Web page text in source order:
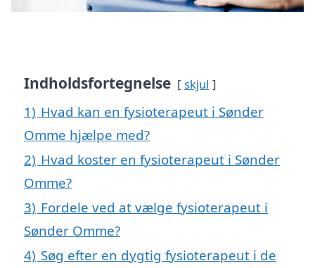
Indholdsfortegnelse skjul
1) Hvad kan en fysioterapeut i Sønder
Omme hjælpe med?
2) Hvad koster en fysioterapeut i Sønder
Omme?
3) Fordele ved at vælge fysioterapeut i
Sønder Omme?
4) Søg efter en dygtig fysioterapeut i de